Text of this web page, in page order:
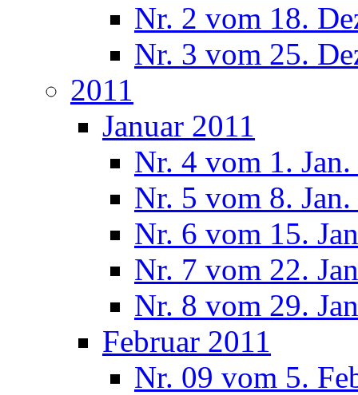
Nr. 2 vom 18.
Nr. 3 vom 25.
2011
Januar 2011
Nr. 4 vom 1.
Nr. 5 vom 8.
Nr. 6 vom 15.
Nr. 7 vom 22.
Nr. 8 vom 29.
Februar 2011
Nr. 09 vom 5.